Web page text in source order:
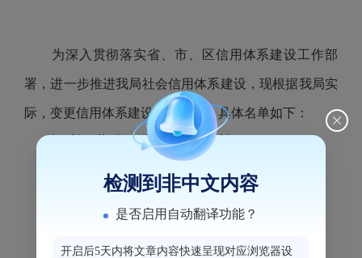
为深入贯彻落实省、市、区信用体系建设工作部
署，进一步推进我局社会信用体系建设，现根据我局实
际，变更信用体系建设工作小组，具体名单如下：
组 长：黄 勉（党组书记、局长）
林荣生（党组成员、副局长）
成 员：陈俊锋（办公室主任）
卢志强、林 胜
检测到非中文内容
是否启用自动翻译功能？
开启后5天内将文章内容快速呈现对应浏览器设